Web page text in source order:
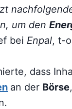
um den
bei Enpal, t-
dass
an der Börse,